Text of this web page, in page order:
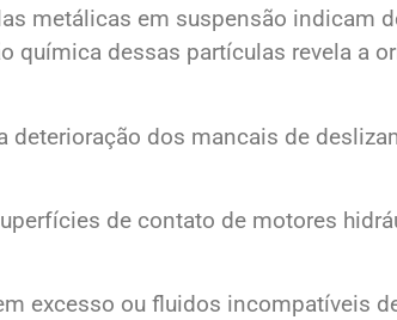
metálicas em suspensão indicam
química dessas partículas revela a
deterioração dos mancais de
de contato de motores
excesso ou fluidos incompatíveis